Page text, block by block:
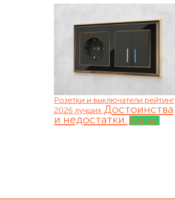
Розетки и выключатели рейтинг
2026 лучших Достоинства
и недостатки. Рейтинг